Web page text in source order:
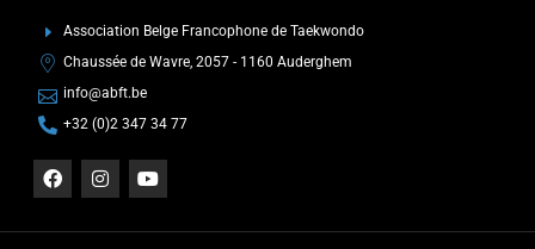
Association Belge Francophone de Taekwondo
Chaussée de Wavre, 2057 - 1160 Auderghem
info@abft.be
+32 (0)2 347 34 77